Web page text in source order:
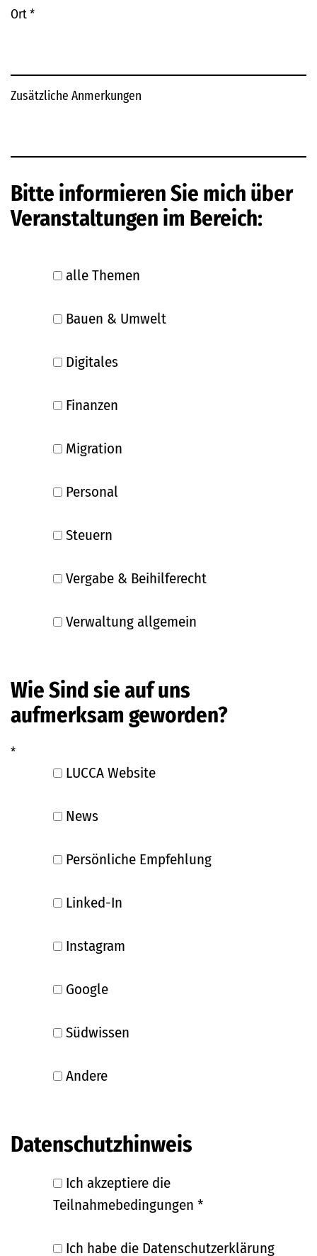
Ort*
Zusätzliche Anmerkungen
Bitte informieren Sie mich über
Veranstaltungen im Bereich:
alle Themen
Bauen & Umwelt
Digitales
Finanzen
Migration
Personal
Steuern
Vergabe & Beihilferecht
Verwaltung allgemein
Wie Sind sie auf uns
aufmerksam geworden?
*
LUCCA Website
News
Persönliche Empfehlung
Linked-In
Instagram
Google
Südwissen
Andere
Datenschutzhinweis
Ich akzeptiere die
Teilnahmebedingungen *
Ich habe die Datenschutzerklärung